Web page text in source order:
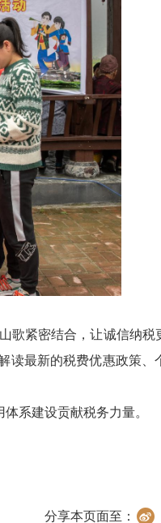
歌紧密结合，让诚信纳
读最新的税费优惠政策、
系建设贡献税务力量。
分享本页面至：